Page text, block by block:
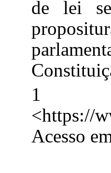
de lei se
1
<https://
Acesso